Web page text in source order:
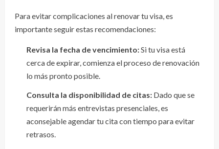
Para evitar complicaciones al renovar tu visa, es
importante seguir estas recomendaciones:
Revisa la fecha de vencimiento:Si tu visa está
cerca de expirar, comienza el proceso de renovación
lo más pronto posible.
Consulta la disponibilidad de citas: Dado que se
requerirán más entrevistas presenciales, es
aconsejable agendar tu cita con tiempo para evitar
retrasos.